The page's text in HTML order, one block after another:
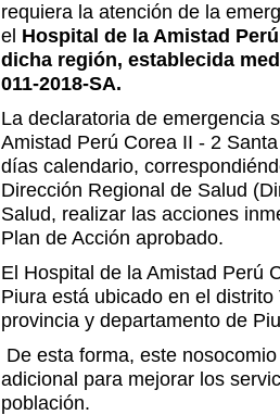
requiera la atención de la
el Hospital de la Amistad
dicha región, establecida
011-2018-SA.
La declaratoria de emergencia
Amistad Perú Corea II - 2
días calendario,
Dirección Regional de Salud
Salud, realizar las acciones
Plan de Acción aprobado.
El Hospital de la Amistad Perú
Piura está ubicado en el
provincia y departamento de
De esta forma, este
adicional para mejorar los
población.